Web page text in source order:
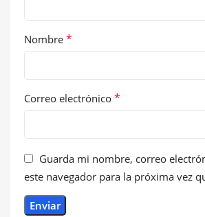
Nombre *
Correo electrónico *
Guarda mi nombre, correo
este navegador para la próxima vez